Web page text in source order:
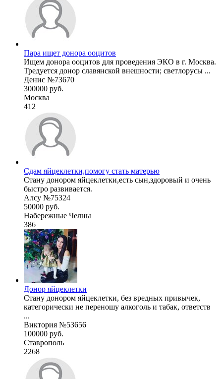
Пара ищет донора ооцитов
Ищем донора ооцитов для проведения ЭКО в г. Москва.
Тредуется донор славянской внешности; светлорусы ...
Денис №73670
300000 руб.
Москва
412
Сдам яйцеклетки,помогу стать матерью
Стану донором яйцеклетки,есть сын,здоровый и очень
быстро развивается.
Алсу №75324
50000 руб.
Набережные Челны
386
Донор яйцеклетки
Стану донором яйцеклетки, без вредных привычек,
категорически не переношу алкоголь и табак, ответств
...
Виктория №53656
100000 руб.
Ставрополь
2268